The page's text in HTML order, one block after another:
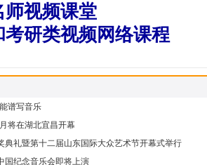
师视频课堂
研类视频网络课程
谱写音乐
将在湖北宜昌开幕
典礼暨第十二届山东国际大众艺术节开幕式举行
国纪念音乐会即将上演